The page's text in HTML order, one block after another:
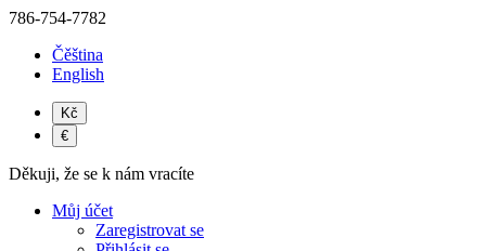
786-754-7782
Čěština
English
Kč
€
Děkuji, že se k nám vracíte
Můj účet
Zaregistrovat se